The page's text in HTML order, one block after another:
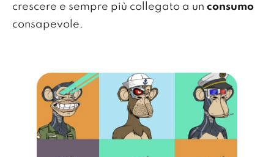
crescere e sempre più collegato a un consumo
consapevole.